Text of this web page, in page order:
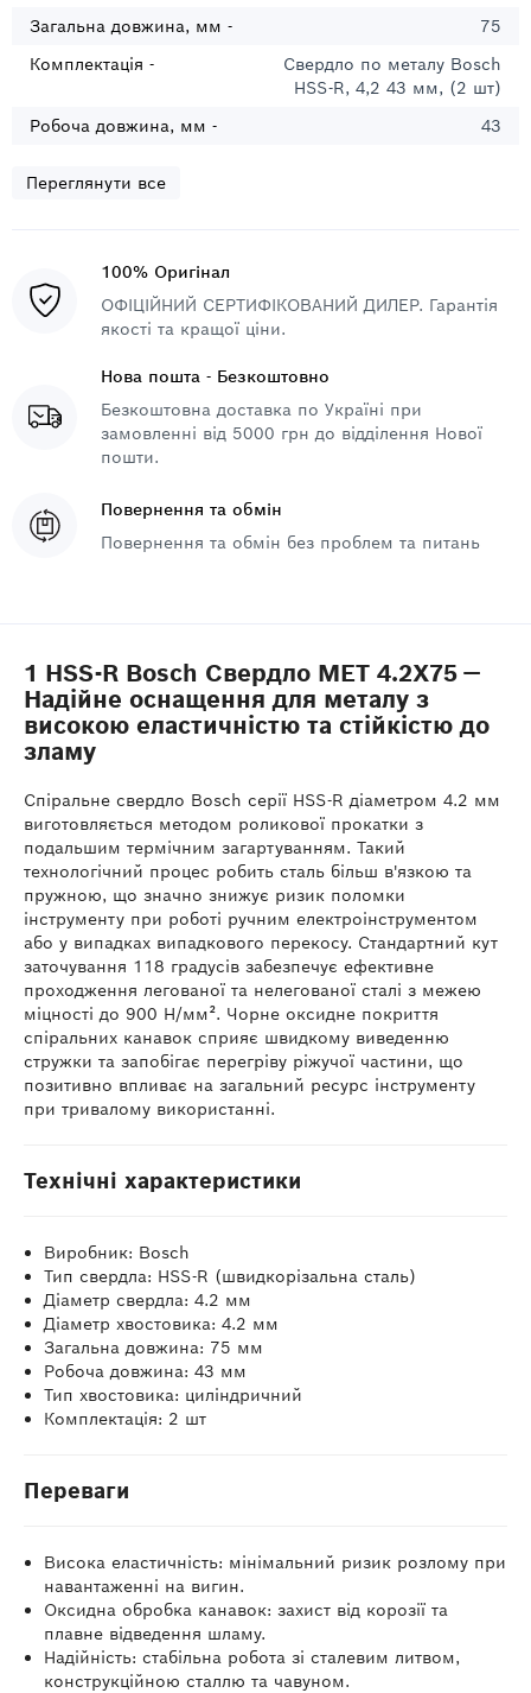
Загальна довжина, мм -
75
Комплектація -
Свердло по металу Bosch
HSS-R, 4,2 43 мм, (2 шт)
Робоча довжина, мм -
43
Переглянути все
100% Оригінал
ОФІЦІЙНИЙ СЕРТИФІКОВАНИЙ ДИЛЕР. Гарантія
якості та кращої ціни.
Нова пошта - Безкоштовно
Безкоштовна доставка по Україні при
замовленні від 5000 грн до відділення Нової
пошти.
Повернення та обмін
Повернення та обмін без проблем та питань
1 HSS-R Bosch Свердло МЕТ 4.2Х75 —
Надійне оснащення для металу з
високою еластичністю та стійкістю до
зламу
Спіральне свердло Bosch серії HSS-R діаметром 4.2 мм
виготовляється методом роликової прокатки з
подальшим термічним загартуванням. Такий
технологічний процес робить сталь більш в'язкою та
пружною, що значно знижує ризик поломки
інструменту при роботі ручним електроінструментом
або у випадках випадкового перекосу. Стандартний кут
заточування 118 градусів забезпечує ефективне
проходження легованої та нелегованої сталі з межею
міцності до 900 Н/мм². Чорне оксидне покриття
спіральних канавок сприяє швидкому виведенню
стружки та запобігає перегріву ріжучої частини, що
позитивно впливає на загальний ресурс інструменту
при тривалому використанні.
Технічні характеристики
Виробник: Bosch
Тип свердла: HSS-R (швидкорізальна сталь)
Діаметр свердла: 4.2 мм
Діаметр хвостовика: 4.2 мм
Загальна довжина: 75 мм
Робоча довжина: 43 мм
Тип хвостовика: циліндричний
Комплектація: 2 шт
Переваги
Висока еластичність: мінімальний ризик розлому при
навантаженні на вигин.
Оксидна обробка канавок: захист від корозії та
плавне відведення шламу.
Надійність: стабільна робота зі сталевим литвом,
конструкційною сталлю та чавуном.